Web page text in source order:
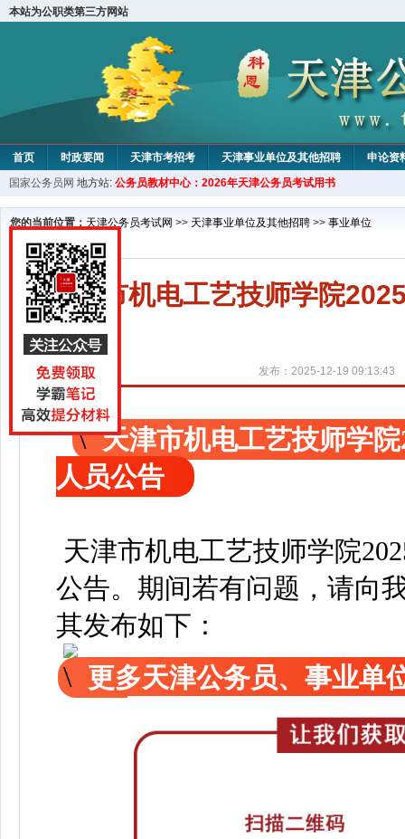
本站为公职类第三方网站
首页 时政要闻 天津市考招考 天津事业单位及其他招聘 申论资
教材中心
国家公务员网 地方站: 公务员教材中心：2026年天津公务员考试用书
您的当前位置： 天津公务员考试网 >> 天津事业单位及其他招聘 >> 事业单位
天津市机电工艺技师学院
发布：2025-12-19 09:13:43
天津市机电工艺技师学
人员公告
天津市机电工艺技师学院
公告。 期间若有问题，请向
其发布如下：
更多天津公务员、事业单